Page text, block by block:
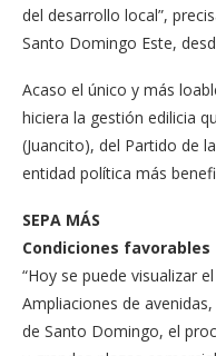
del desarrollo local”,
Santo Domingo Este,
Acaso el único y más
hiciera la gestión edilicia
(Juancito), del Partido de
entidad política más
SEPA MÁS
Condiciones favorables
“Hoy se puede visualizar
Ampliaciones de
de Santo Domingo, el